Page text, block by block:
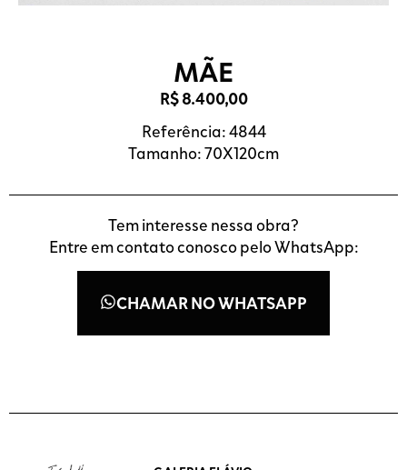
MÃE
R$8.400,00
Referência: 4844
Tamanho: 70X120cm
Tem interesse nessa obra?
Entre em contato conosco pelo WhatsApp:
CHAMAR NO WHATSAPP